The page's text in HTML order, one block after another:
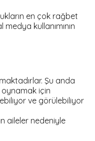
en çok rağbet
kullanımının
Şu anda
oynamak için
ve görülebiliyor
aileler nedeniyle